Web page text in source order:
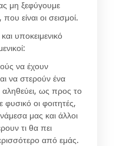
μη ξεφύγουμε
είναι οι σεισμοί.
υποκειμενικό
να έχουν
να στερούν ένα
αληθεύει, ως προς το
οι φοιτητές,
μας και άλλοι
τι θα πει
από εμάς.